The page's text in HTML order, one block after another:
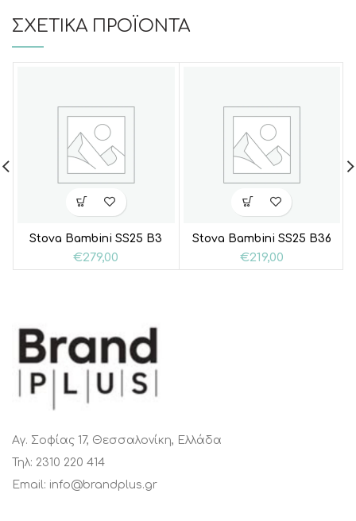
ΣΧΕΤΙΚΆ ΠΡΟΪΌΝΤΑ
Stova Bambini SS25 B3
€279,00
Stova Bambini SS25 B36
€219,00
Αγ. Σοφίας 17, Θεσσαλονίκη, Ελλάδα
Τηλ: 2310 220 414
Email: info@brandplus.gr